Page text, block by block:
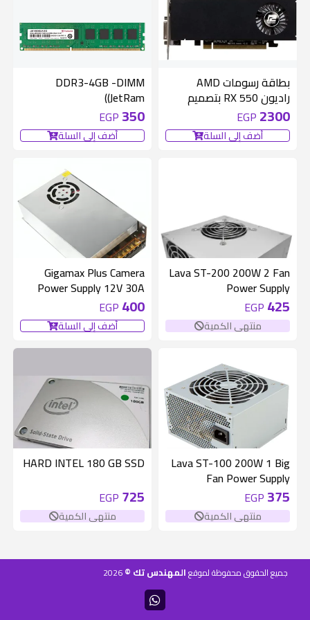
بطاقة رسومات AMD
راديون RX 550 بتصميم
منخفض مع ذاكرة GDDR5
سعة 2 جيجابايت
2300
EGP
أضف إلى السلة
DDR3-4GB -DIMM
(JetRam)
350
EGP
أضف إلى السلة
غير متوفر
Lava ST-200 200W 2 Fan
Power Supply
425
EGP
منتهى الكمية
Gigamax Plus Camera
Power Supply 12V 30A
400
EGP
أضف إلى السلة
غير متوفر
Lava ST-100 200W 1 Big
Fan Power Supply
375
EGP
منتهى الكمية
غير متوفر
HARD INTEL 180 GB SSD
725
EGP
منتهى الكمية
جميع الحقوق محفوظة لموقعالمهندس تك ©2026